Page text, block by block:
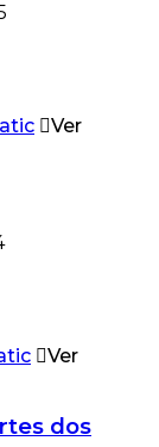
Ver
Ver
dos